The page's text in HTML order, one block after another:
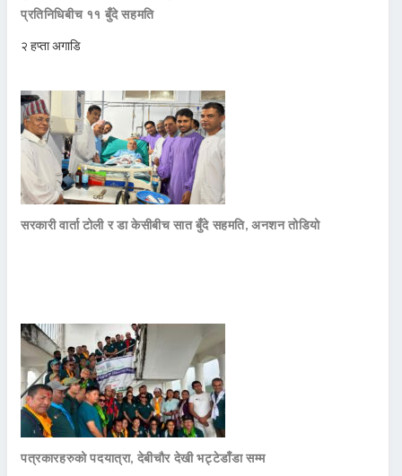
प्रतिनिधिबीच ११ बुँदे सहमति
२ हप्ता अगाडि
सरकारी वार्ता टोली र डा केसीबीच सात बुँदे सहमति, अनशन तोडियो
पत्रकारहरुको पदयात्रा, देबीचौर देखी भट्टेडाँडा सम्म